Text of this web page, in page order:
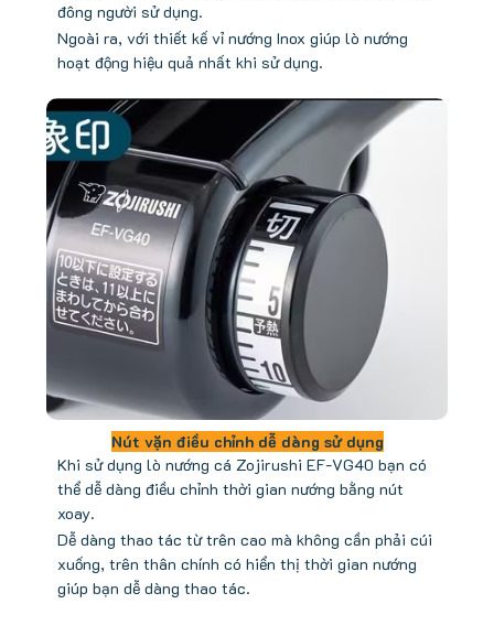
đông người sử dụng.
Ngoài ra, với thiết kế vỉ nướng Inox giúp lò nướng
hoạt động hiệu quả nhất khi sử dụng.
Nút vặn điều chỉnh dễ dàng sử dụng
Khi sử dụng lò nướng cá Zojirushi EF-VG40 bạn có
thể dễ dàng điều chỉnh thời gian nướng bằng nút
xoay.
Dễ dàng thao tác từ trên cao mà không cần phải cúi
xuống, trên thân chính có hiển thị thời gian nướng
giúp bạn dễ dàng thao tác.